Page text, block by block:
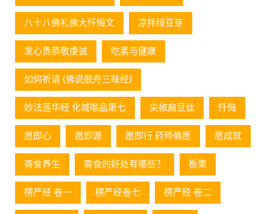
八十八佛礼佛大忏悔文 凉拌绿豆芽
发心贵恭敬虔诚 吃素与健康
如何祈请 (佛说般舟三昧经)
妙法莲华经 化城喻品第七 尖椒扁豆丝 忏悔
愿即心 愿即源 愿即行 药师佛愿 愿成就
斋食养生 斋食的好处有哪些？ 板栗
楞严经 卷一 楞严经卷七 楞严经 卷二